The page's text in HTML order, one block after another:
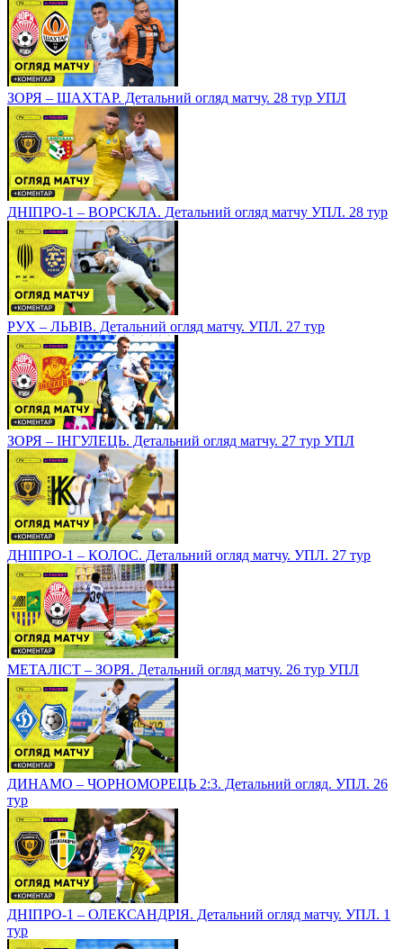
ЗОРЯ – ШАХТАР. Детальний огляд матчу. 28 тур УПЛ
ДНІПРО-1 – ВОРСКЛА. Детальний огляд матчу УПЛ. 28 тур
РУХ – ЛЬВІВ. Детальний огляд матчу. УПЛ. 27 тур
ЗОРЯ – ІНГУЛЕЦЬ. Детальний огляд матчу. 27 тур УПЛ
ДНІПРО-1 – КОЛОС. Детальний огляд матчу. УПЛ. 27 тур
МЕТАЛІСТ – ЗОРЯ. Детальний огляд матчу. 26 тур УПЛ
ДИНАМО – ЧОРНОМОРЕЦЬ 2:3. Детальний огляд. УПЛ. 26
тур
ДНІПРО-1 – ОЛЕКСАНДРІЯ. Детальний огляд матчу. УПЛ. 1
тур